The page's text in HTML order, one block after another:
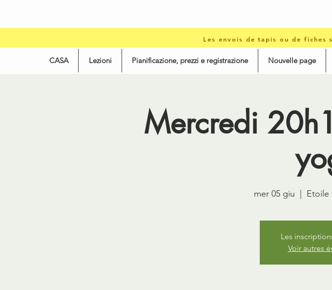
Les envois de tapis ou de fiches
CASA Lezioni Pianificazione, prezzi e registrazione Nouvelle page
Mercredi
mer 05 giu Etoile
Les
Voir autres